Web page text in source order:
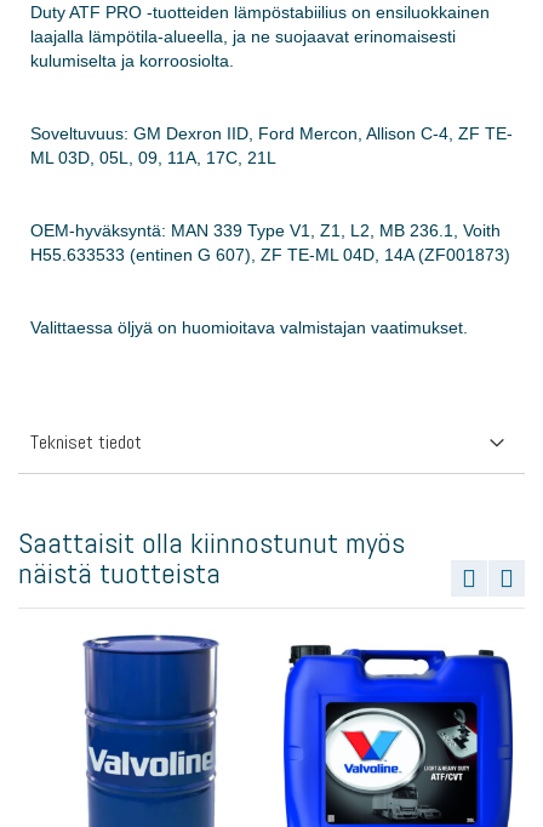
Duty ATF PRO -tuotteiden lämpöstabiilius on ensiluokkainen
laajalla lämpötila-alueella, ja ne suojaavat erinomaisesti
kulumiselta ja korroosiolta.
Soveltuvuus: GM Dexron IID, Ford Mercon, Allison C-4, ZF TE-
ML 03D, 05L, 09, 11A, 17C, 21L
OEM-hyväksyntä: MAN 339 Type V1, Z1, L2, MB 236.1, Voith
H55.633533 (entinen G 607), ZF TE-ML 04D, 14A (ZF001873)
Valittaessa öljyä on huomioitava valmistajan vaatimukset.
Tekniset tiedot
Saattaisit olla kiinnostunut myös
näistä tuotteista